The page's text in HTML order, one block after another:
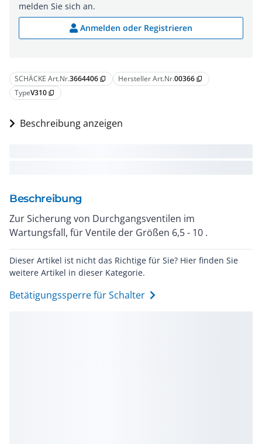
SCHÄCKE Art.Nr.3664406 content_copy Hersteller Art.Nr.00366 content_copy
TypeV310 content_copy
Beschreibung anzeigen
Beschreibung
Zur Sicherung von Durchgangsventilen im
Wartungsfall, für Ventile der Größen 6,5 - 10 .
Dieser Artikel ist nicht das Richtige für Sie? Hier finden Sie
weitere Artikel in dieser Kategorie.
Betätigungssperre für Schalter
melden Sie sich an.
Anmelden oder Registrieren